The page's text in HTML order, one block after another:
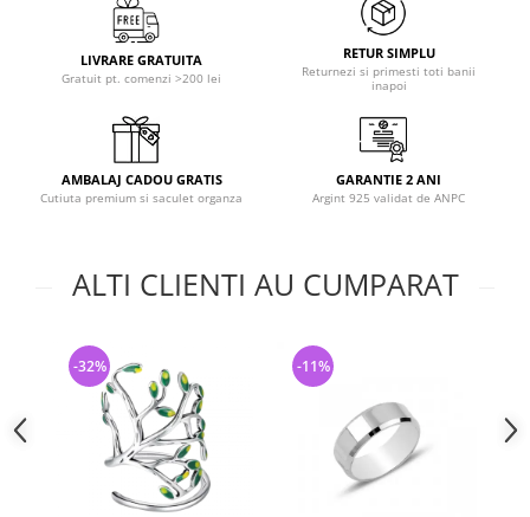
LIVRARE GRATUITA
Gratuit pt. comenzi >200 lei
RETUR SIMPLU
Returnezi si primesti toti banii
inapoi
AMBALAJ CADOU GRATIS
Cutiuta premium si saculet organza
GARANTIE 2 ANI
Argint 925 validat de ANPC
ALTI CLIENTI AU CUMPARAT
-32% -11%